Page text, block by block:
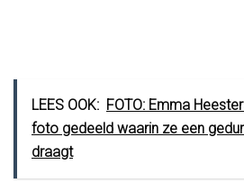
LEES OOK: FOTO: Emma
foto gedeeld waarin ze een
draagt